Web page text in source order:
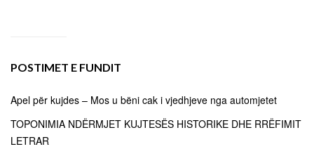
POSTIMET E FUNDIT
Apel për kujdes – Mos u bëni cak i vjedhjeve nga automjetet
TOPONIMIA NDËRMJET KUJTESËS HISTORIKE DHE RRËFIMIT
LETRAR